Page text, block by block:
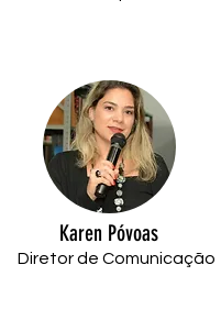
Karen Póvoas
Diretor de Comunicação